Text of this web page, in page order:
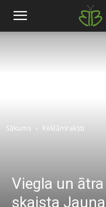
Sākums Reklāmraksti
Viegla un
skaista